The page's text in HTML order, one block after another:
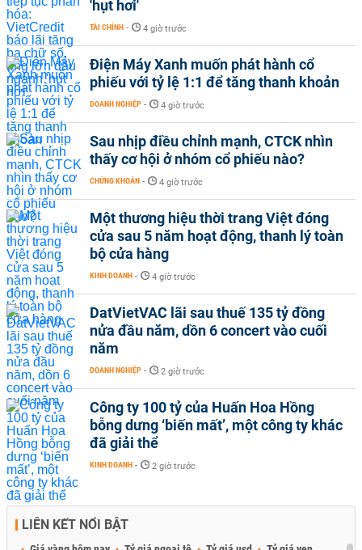
'hụt hơi'
TÀI CHÍNH - 4 giờ trước
Điện Máy Xanh muốn phát hành cổ
phiếu với tỷ lệ 1:1 để tăng thanh khoản
DOANH NGHIỆP - 4 giờ trước
Sau nhịp điều chỉnh mạnh, CTCK nhìn
thấy cơ hội ở nhóm cổ phiếu nào?
CHỨNG KHOÁN - 4 giờ trước
Một thương hiệu thời trang Việt đóng
cửa sau 5 năm hoạt động, thanh lý toàn
bộ cửa hàng
KINH DOANH - 4 giờ trước
DatVietVAC lãi sau thuế 135 tỷ đồng
nửa đầu năm, dồn 6 concert vào cuối
năm
DOANH NGHIỆP - 2 giờ trước
Công ty 100 tỷ của Huấn Hoa Hồng
bỗng dưng ‘biến mất’, một công ty khác
đã giải thể
KINH DOANH - 2 giờ trước
LIÊN KẾT NỔI BẬT